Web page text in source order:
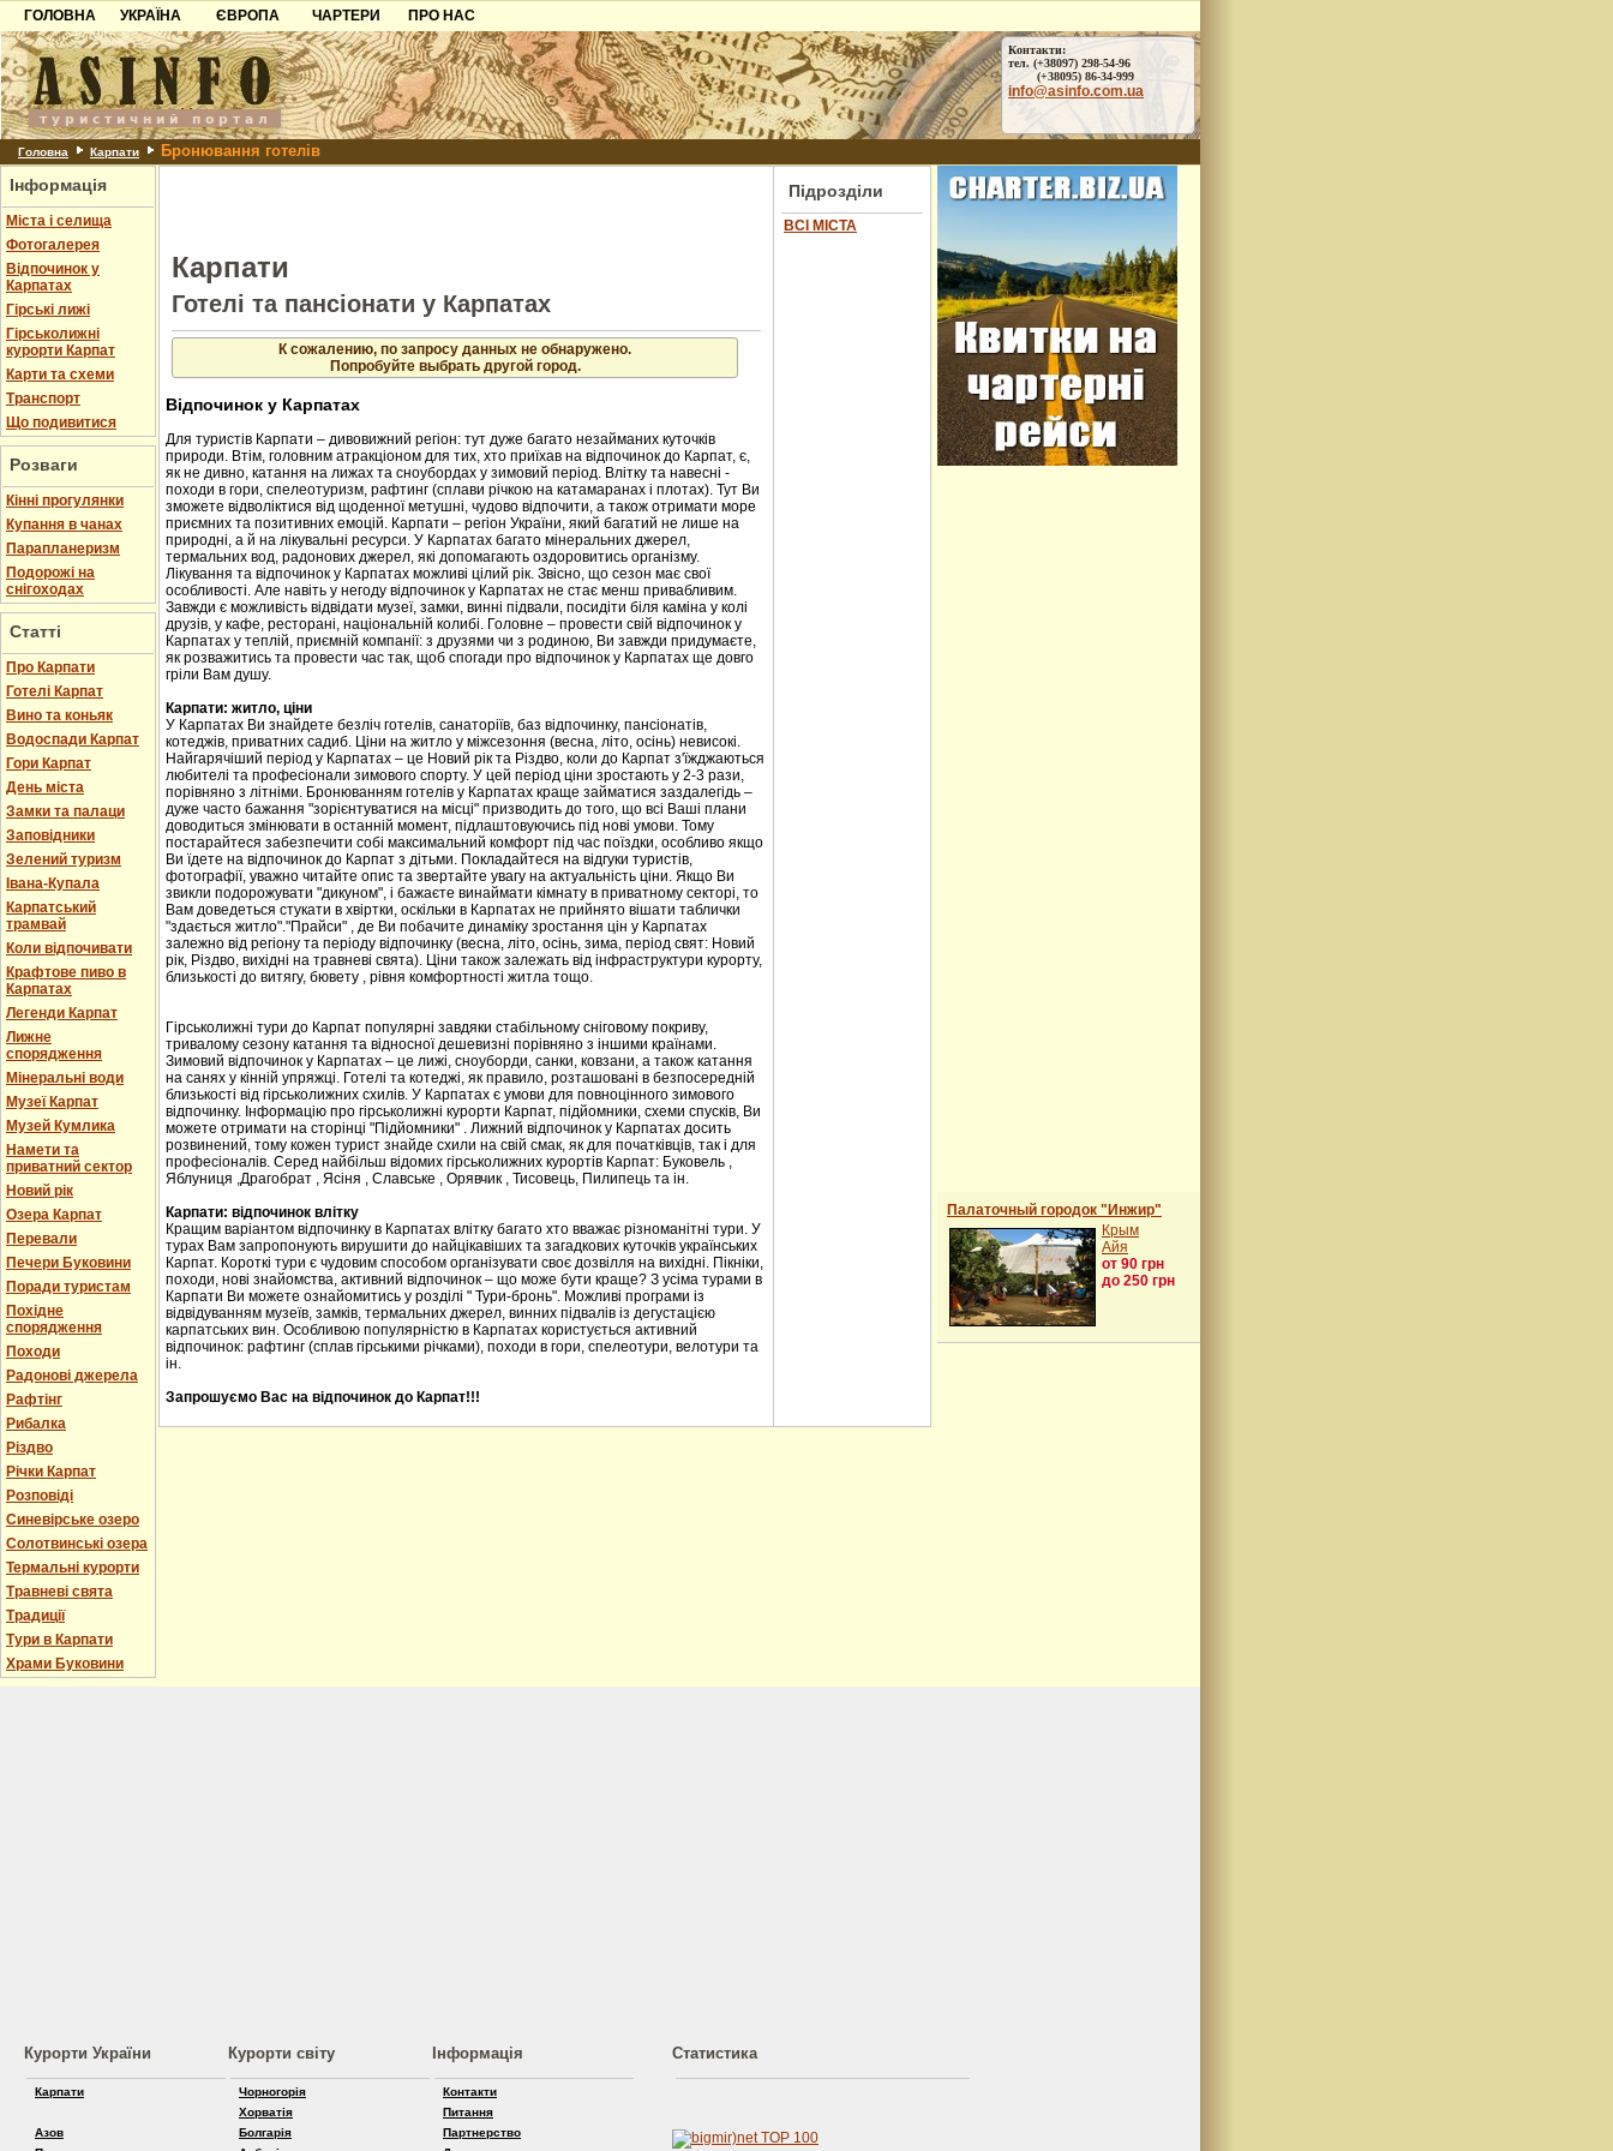
ГОЛОВНА
УКРАЇНА
Карпати
Азов
Причорноморря
Шацьк
ЄВРОПА
Чорногорія
Хорватія
Болгарія
Албанія
ЧАРТЕРИ
ПРО НАС
Контакти
Партнерам
Додати готель
Контакти:
тел. (+38097) 298-54-96
(+38095) 86-34-999
info@asinfo.com.ua
Головна Карпати Бронювання готелів
Інформація
Міста і селища
Фотогалерея
Відпочинок у
Карпатах
Гірські лижі
Гірськолижні
курорти Карпат
Карти та схеми
Транспорт
Що подивитися
Розваги
Кінні прогулянки
Купання в чанах
Парапланеризм
Подорожі на
снігоходах
Статті
Про Карпати
Готелі Карпат
Вино та коньяк
Водоспади Карпат
Гори Карпат
День міста
Замки та палаци
Заповідники
Зелений туризм
Івана-Купала
Карпатський
трамвай
Коли відпочивати
Крафтове пиво в
Карпатах
Легенди Карпат
Лижне
спорядження
Мінеральні води
Музеї Карпат
Музей Кумлика
Намети та
приватний сектор
Новий рік
Озера Карпат
Перевали
Печери Буковини
Поради туристам
Похідне
спорядження
Походи
Радонові джерела
Рафтінг
Рибалка
Різдво
Річки Карпат
Розповіді
Синевірське озеро
Солотвинські озера
Термальні курорти
Травневі свята
Традиції
Тури в Карпати
Храми Буковини
Карпати
Готелі та пансіонати у Карпатах
К сожалению, по запросу данных не обнаружено.
Попробуйте выбрать другой город.
Відпочинок у Карпатах
Для туристів Карпати – дивовижний регіон: тут дуже багато незайманих куточків
природи. Втім, головним атракціоном для тих, хто приїхав на відпочинок до Карпат, є,
як не дивно, катання на лижах та сноубордах у зимовий період. Влітку та навесні -
походи в гори, спелеотуризм, рафтинг (сплави річкою на катамаранах і плотах). Тут Ви
зможете відволіктися від щоденної метушні, чудово відпочити, а також отримати море
приємних та позитивних емоцій. Карпати – регіон України, який багатий не лише на
природні, а й на лікувальні ресурси. У Карпатах багато мінеральних джерел,
термальних вод, радонових джерел, які допомагають оздоровитись організму.
Лікування та відпочинок у Карпатах можливі цілий рік. Звісно, що сезон має свої
особливості. Але навіть у негоду відпочинок у Карпатах не стає менш привабливим.
Завжди є можливість відвідати музеї, замки, винні підвали, посидіти біля каміна у колі
друзів, у кафе, ресторані, національній колибі. Головне – провести свій відпочинок у
Карпатах у теплій, приємній компанії: з друзями чи з родиною, Ви завжди придумаєте,
як розважитись та провести час так, щоб спогади про відпочинок у Карпатах ще довго
гріли Вам душу.
Карпати: житло, ціни
У Карпатах Ви знайдете безліч готелів, санаторіїв, баз відпочинку, пансіонатів,
котеджів, приватних садиб. Ціни на житло у міжсезоння (весна, літо, осінь) невисокі.
Найгарячіший період у Карпатах – це Новий рік та Різдво, коли до Карпат з'їжджаються
любителі та професіонали зимового спорту. У цей період ціни зростають у 2-3 рази,
порівняно з літніми. Бронюванням готелів у Карпатах краще займатися заздалегідь –
дуже часто бажання "зорієнтуватися на місці" призводить до того, що всі Ваші плани
доводиться змінювати в останній момент, підлаштовуючись під нові умови. Тому
постарайтеся забезпечити собі максимальний комфорт під час поїздки, особливо якщо
Ви їдете на відпочинок до Карпат з дітьми. Покладайтеся на відгуки туристів,
фотографії, уважно читайте опис та звертайте увагу на актуальність ціни. Якщо Ви
звикли подорожувати "дикуном", і бажаєте винаймати кімнату в приватному секторі, то
Вам доведеться стукати в хвіртки, оскільки в Карпатах не прийнято вішати таблички
"здається житло"."Прайси" , де Ви побачите динаміку зростання цін у Карпатах
залежно від регіону та періоду відпочинку (весна, літо, осінь, зима, період свят: Новий
рік, Різдво, вихідні на травневі свята). Ціни також залежать від інфраструктури курорту,
близькості до витягу, бювету , рівня комфортності житла тощо.
Гірськолижні тури до Карпат популярні завдяки стабільному сніговому покриву,
тривалому сезону катання та відносної дешевизні порівняно з іншими країнами.
Зимовий відпочинок у Карпатах – це лижі, сноуборди, санки, ковзани, а також катання
на санях у кінній упряжці. Готелі та котеджі, як правило, розташовані в безпосередній
близькості від гірськолижних схилів. У Карпатах є умови для повноцінного зимового
відпочинку. Інформацію про гірськолижні курорти Карпат, підйомники, схеми спусків, Ви
можете отримати на сторінці "Підйомники" . Лижний відпочинок у Карпатах досить
розвинений, тому кожен турист знайде схили на свій смак, як для початківців, так і для
професіоналів. Серед найбільш відомих гірськолижних курортів Карпат: Буковель ,
Яблуниця ,Драгобрат , Ясіня , Славське , Орявчик , Тисовець, Пилипець та ін.
Карпати: відпочинок влітку
Кращим варіантом відпочинку в Карпатах влітку багато хто вважає різноманітні тури. У
турах Вам запропонують вирушити до найцікавіших та загадкових куточків українських
Карпат. Короткі тури є чудовим способом організувати своє дозвілля на вихідні. Пікніки,
походи, нові знайомства, активний відпочинок – що може бути краще? З усіма турами в
Карпати Ви можете ознайомитись у розділі " Тури-бронь". Можливі програми із
відвідуванням музеїв, замків, термальних джерел, винних підвалів із дегустацією
карпатських вин. Особливою популярністю в Карпатах користується активний
відпочинок: рафтинг (сплав гірськими річками), походи в гори, спелеотури, велотури та
ін.
Запрошуємо Вас на відпочинок до Карпат!!!
Підрозділи
ВСІ МІСТА
Палаточный городок "Инжир"
Крым
Айя
от 90 грн
до 250 грн
Курорти України
Карпати
Азов
Курорти світу
Чорногорія
Хорватія
Болгарія
Інформація
Контакти
Питання
Партнерство
Статистика